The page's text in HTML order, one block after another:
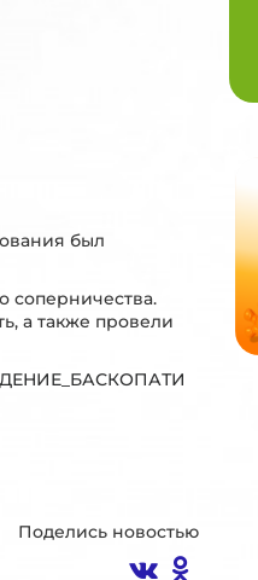
был
соперничества.
а также провели
Поделись новостью